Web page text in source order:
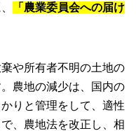
「農業委員会への届け
や所有者不明の土地の
農地の減少は、国内の
りと管理をして、適性
、農地法を改正し、相